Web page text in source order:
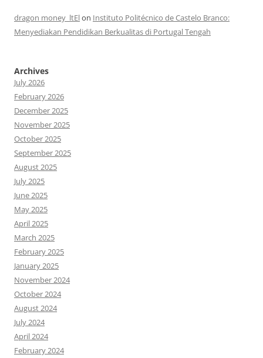
dragon money_ltElon Instituto Politécnico de Castelo Branco:
Menyediakan Pendidikan Berkualitas di Portugal Tengah
Archives
July 2026
February 2026
December 2025
November 2025
October 2025
September 2025
August 2025
July 2025
June 2025
May 2025
April 2025
March 2025
February 2025
January 2025
November 2024
October 2024
August 2024
July 2024
April 2024
February 2024